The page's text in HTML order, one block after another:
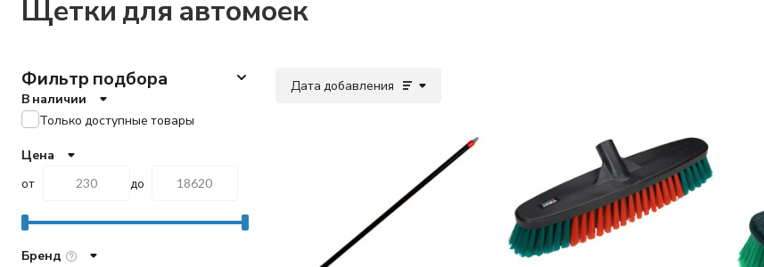
Щетки для автомоек
Дата добавления
Фильтр подбора
В наличии
Только доступные товары
Цена
от
до
Бренд